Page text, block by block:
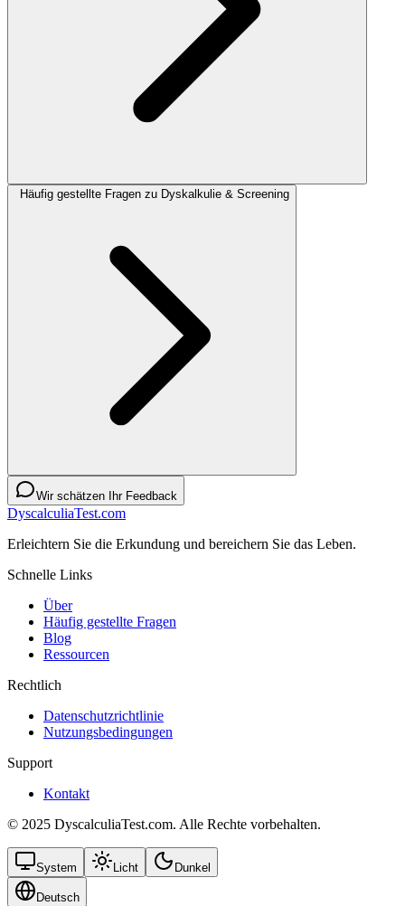
Häufig gestellte Fragen zu Dyskalkulie & Screening
Wir schätzen Ihr Feedback
DyscalculiaTest.com
Erleichtern Sie die Erkundung und bereichern Sie das Leben.
Schnelle Links
Über
Häufig gestellte Fragen
Blog
Ressourcen
Rechtlich
Datenschutzrichtlinie
Nutzungsbedingungen
Support
Kontakt
© 2025 DyscalculiaTest.com. Alle Rechte vorbehalten.
System Licht Dunkel
Deutsch